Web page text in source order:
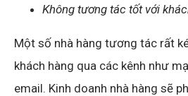
Không tương tác tốt với
Một số nhà hàng tương tác rất
khách hàng qua các kênh như
email. Kinh doanh nhà hàng sẽ